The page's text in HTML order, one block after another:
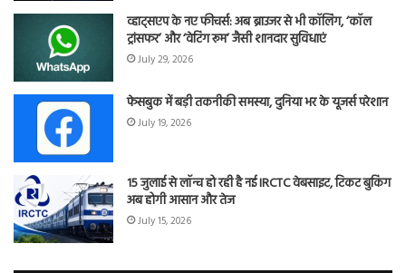
व्हाट्सएप के नए फीचर्स: अब ब्राउजर से भी कॉलिंग, ‘कॉल
ट्रांसफर’ और ‘वेटिंग रूम’ जैसी शानदार सुविधाएं
July 29, 2026
फेसबुक में बड़ी तकनीकी समस्या, दुनिया भर के यूजर्स परेशान
July 19, 2026
15 जुलाई से लॉन्च हो रही है नई IRCTC वेबसाइट, टिकट बुकिंग
अब होगी आसान और तेज
July 15, 2026